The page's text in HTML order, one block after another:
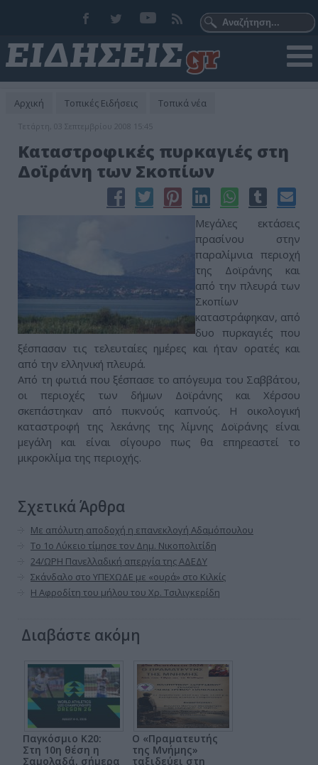
Αρχική Τοπικές Ειδήσεις Τοπικά νέα
Τετάρτη, 03 Σεπτεμβρίου 2008 15:45
Καταστροφικές πυρκαγιές στη
Δοϊράνη των Σκοπίων
Μεγάλες εκτάσεις
πρασίνου στην
παραλίμνια περιοχή
της Δοϊράνης και
από την πλευρά των
Σκοπίων
καταστράφηκαν, από
δυο πυρκαγιές που
ξέσπασαν τις τελευταίες ημέρες και ήταν ορατές και
από την ελληνική πλευρά.
Από τη φωτιά που ξέσπασε το απόγευμα του Σαββάτου,
οι περιοχές των δήμων Δοϊράνης και Χέρσου
σκεπάστηκαν από πυκνούς καπνούς. Η οικολογική
καταστροφή της λεκάνης της λίμνης Δοϊράνης είναι
μεγάλη και είναι σίγουρο πως θα επηρεαστεί το
μικροκλίμα της περιοχής.
Σχετικά Άρθρα
Με απόλυτη αποδοχή η επανεκλογή Αδαμόπουλου
Το 1ο Λύκειο τίμησε τον Δημ. Νικοπολιτίδη
24/ΩΡΗ Πανελλαδική απεργία της ΑΔΕΔΥ
Σκάνδαλο στο ΥΠΕΧΩΔΕ με «ουρά» στο Κιλκίς
Η Αφροδίτη του μήλου του Χρ. Τσιλιγκερίδη
Διαβάστε ακόμη
Παγκόσμιο Κ20:
Στη 10η θέση η
Σαμολαδά, σήμερα
Ο «Πραματευτής
της Μνήμης»
ταξιδεύει στη